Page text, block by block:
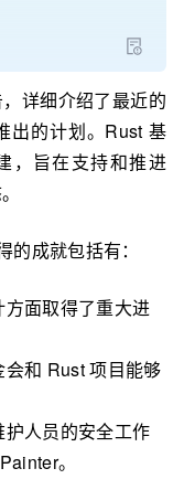
详细介绍了最近的
出的计划。Rust 基
，旨在支持和推进
成就包括有：
面取得了重大进
和 Rust 项目能够
人员的安全工作
。